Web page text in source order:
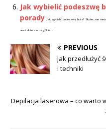
Jak wybielić podeszwę
porady Jak wybielić podeszwę buta? Skuteczne
one także szczególnie...
PREVIOUS
Jak przedłużyć
i techniki
Depilacja laserowa – co warto